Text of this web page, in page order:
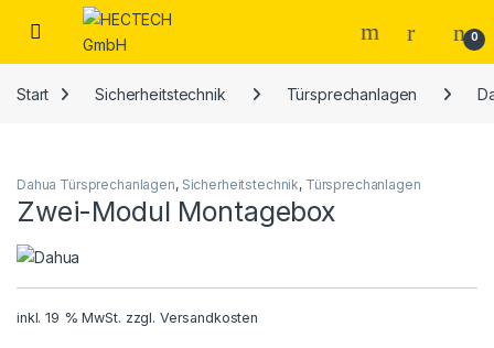
Open 0
Start Sicherheitstechnik Türsprechanlagen
Dahua Türsprechanlagen, Sicherheitstechnik, Türsprechanlagen
Zwei-Modul Montagebox
inkl. 19 % MwSt. zzgl. Versandkosten